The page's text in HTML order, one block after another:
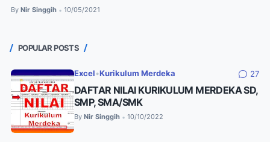
By Nir Singgih • 10/05/2021
POPULAR POSTS
Excel •Kurikulum Merdeka 27
DAFTAR NILAI KURIKULUM MERDEKA SD,
SMP, SMA/SMK
By Nir Singgih • 10/10/2022